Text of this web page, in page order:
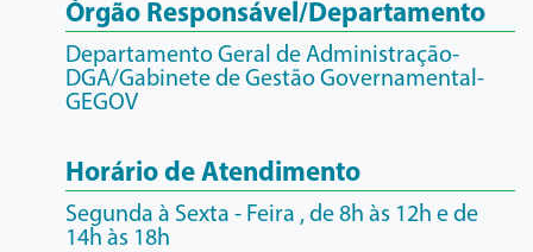
Órgão Responsável/Departamento
Departamento Geral de Administração-
DGA/Gabinete de Gestão Governamental-
GEGOV
Horário de Atendimento
Segunda à Sexta - Feira , de 8h às 12h e de
14h às 18h